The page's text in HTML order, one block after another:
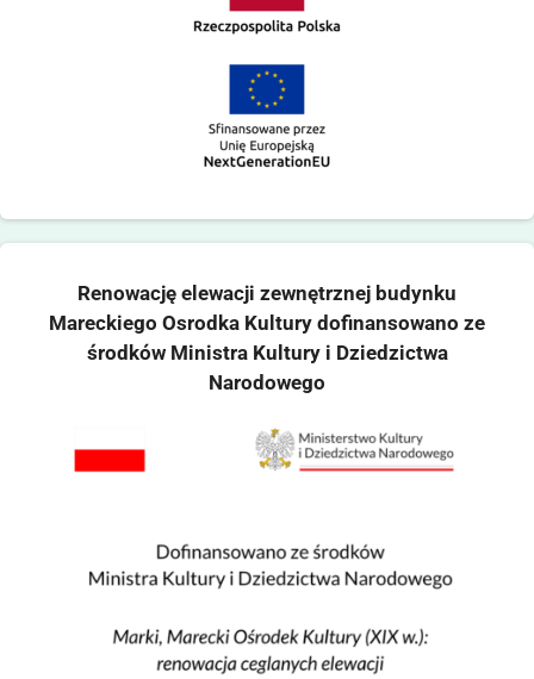
Renowację elewacji zewnętrznej budynku
Mareckiego Osrodka Kultury dofinansowano ze
środków Ministra Kultury i Dziedzictwa
Narodowego